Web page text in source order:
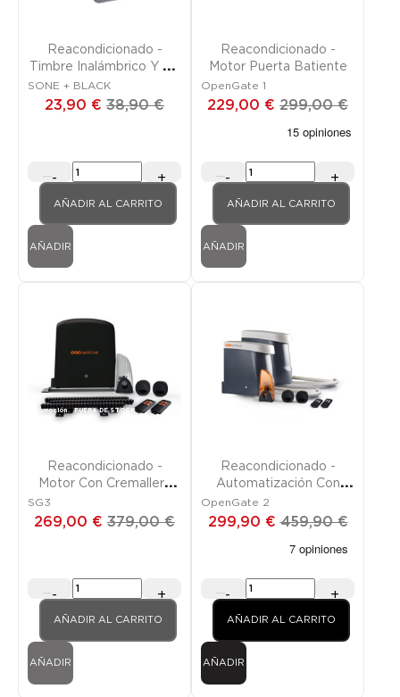
Reacondicionado -
Timbre Inalámbrico Y Sin
Pilas Con Enchufe
Integrado
SONE + BLACK
23,90 € 38,90 €
- +
AÑADIR AL CARRITO
AÑADIR
Reacondicionado -
Motor Puerta Batiente
OpenGate 1
229,00 € 299,00 €
- +
AÑADIR AL CARRITO
AÑADIR
Promoción FUERA DE STOCK
Reacondicionado -
Motor Con Cremallera
Para Puerta Corredera
SG3
269,00 € 379,00 €
- +
AÑADIR AL CARRITO
AÑADIR
Reacondicionado -
Automatización Con
Brazo Articulado
OpenGate 2
299,90 € 459,90 €
- +
AÑADIR AL CARRITO
AÑADIR